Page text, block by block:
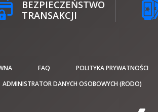
BEZPIECZEŃSTWO
TRANSAKCJI
FAQ POLITYKA PRYWATNOŚCI
ADMINISTRATOR DANYCH OSOBOWYCH (RODO)